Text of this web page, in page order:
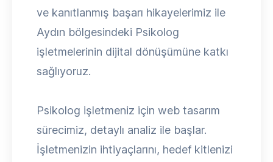
ve kanıtlanmış başarı hikayelerimiz ile
Aydın bölgesindeki Psikolog
işletmelerinin dijital dönüşümüne katkı
sağlıyoruz.
Psikolog işletmeniz için web tasarım
sürecimiz, detaylı analiz ile başlar.
İşletmenizin ihtiyaçlarını, hedef kitlenizi